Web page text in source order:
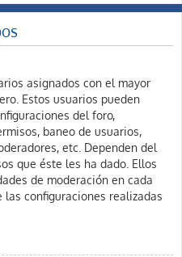
asignados con el mayor
Estos usuarios pueden
del foro,
baneo de usuarios,
etc. Dependen del
que éste les ha dado. Ellos
de moderación en cada
configuraciones realizadas